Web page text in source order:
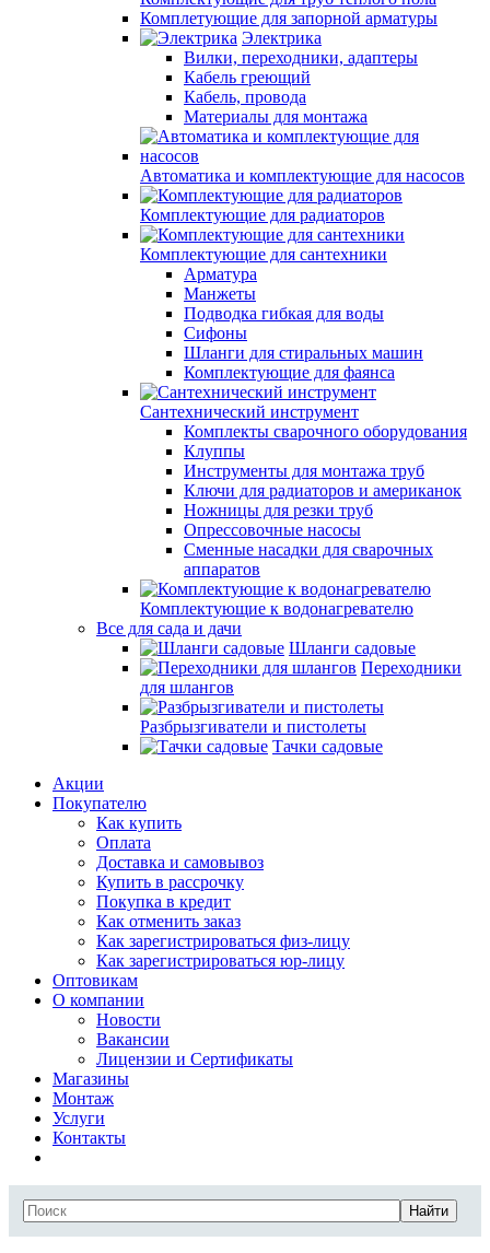
Комплетующие для запорной арматуры
Электрика
Вилки, переходники, адаптеры
Кабель греющий
Кабель, провода
Материалы для монтажа
Автоматика и комплектующие для насосов
Комплектующие для радиаторов
Комплектующие для сантехники
Арматура
Манжеты
Подводка гибкая для воды
Сифоны
Шланги для стиральных машин
Комплектующие для фаянса
Сантехнический инструмент
Комплекты сварочного оборудования
Клуппы
Инструменты для монтажа труб
Ключи для радиаторов и американок
Ножницы для резки труб
Опрессовочные насосы
Сменные насадки для сварочных
аппаратов
Комплектующие к водонагревателю
Все для сада и дачи
Шланги садовые
Переходники
для шлангов
Разбрызгиватели и пистолеты
Тачки садовые
Акции
Покупателю
Как купить
Оплата
Доставка и самовывоз
Купить в рассрочку
Покупка в кредит
Как отменить заказ
Как зарегистрироваться физ-лицу
Как зарегистрироваться юр-лицу
Оптовикам
О компании
Новости
Вакансии
Лицензии и Сертификаты
Магазины
Монтаж
Услуги
Контакты
Найти